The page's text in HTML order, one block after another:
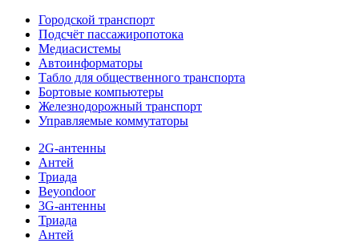
Городской транспорт
Подсчёт пассажиропотока
Медиасистемы
Автоинформаторы
Табло для общественного транспорта
Бортовые компьютеры
Железнодорожный транспорт
Управляемые коммутаторы
2G-антенны
Антей
Триада
Beyondoor
3G-антенны
Триада
Антей